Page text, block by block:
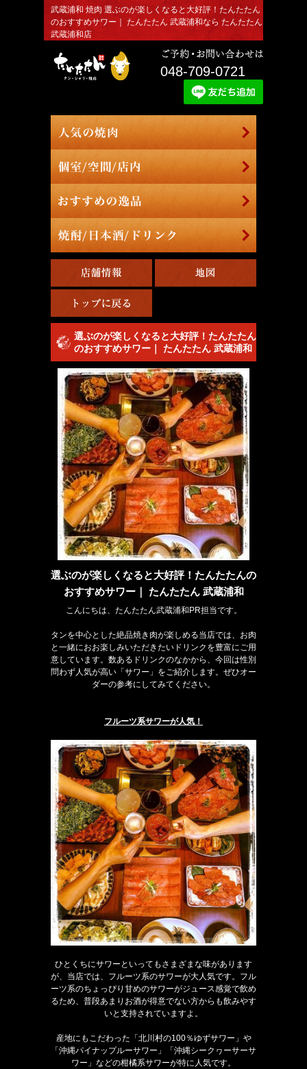
武蔵浦和 焼肉 選ぶのが楽しくなると大好評！たんたたん
のおすすめサワー｜ たんたたん 武蔵浦和なら たんたたん
武蔵浦和店
048-709-0721
選ぶのが楽しくなると大好評！たんたたん
のおすすめサワー｜ たんたたん 武蔵浦和
選ぶのが楽しくなると大好評！たんたたんの
おすすめサワー｜ たんたたん 武蔵浦和
こんにちは、たんたたん武蔵浦和PR担当です。
タンを中心とした絶品焼き肉が楽しめる当店では、お肉
と一緒におお楽しみいただきたいドリンクを豊富にご用
意しています。数あるドリンクのなかから、今回は性別
問わず人気が高い「サワー」をご紹介します。ぜひオー
ダーの参考にしてみてください。
フルーツ系サワーが人気！
ひとくちにサワーといってもさまざまな味があります
が、当店では、フルーツ系のサワーが大人気です。フル
ーツ系のちょっぴり甘めのサワーがジュース感覚で飲め
るため、普段あまりお酒が得意でない方からも飲みやす
いと支持されていますよ。
産地にもこだわった「北川村の100％ゆずサワー」や
「沖縄パイナップルーサワー」「沖縄シークヮーサーサ
ワー」などの柑橘系サワーが特に人気です。